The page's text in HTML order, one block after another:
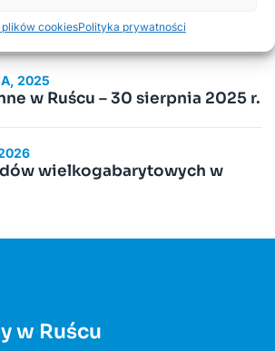
cookiesPolityka prywatności
Dożynki Gminne
2025
w Ruścu – 30 sierpnia 2025 r.
wielkogabarytowych w
w Ruścu